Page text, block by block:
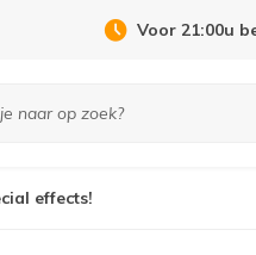
Open
effects!